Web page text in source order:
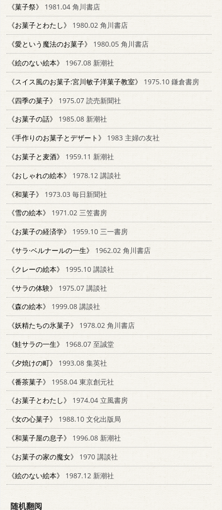
《菓子祭》
1981.04 角川書店
《お菓子とわたし》
1980.02 角川書店
《愛という魔法のお菓子》
1980.05 角川書店
《絵のない絵本》
1967.08 新潮社
《スイス風のお菓子:宮川敏子洋菓子教室》
1975.10 鎌倉書房
《四季の菓子》
1975.07 読売新聞社
《お菓子の話》
1985.08 新潮社
《手作りのお菓子とデザート》
1983 主婦の友社
《お菓子と麦酒》
1959.11 新潮社
《おしゃれの絵本》
1978.12 講談社
《和菓子》
1973.03 毎日新聞社
《雪の絵本》
1971.02 三笠書房
《お菓子の経済学》
1959.10 三一書房
《サラ·ベルナールの一生》
1962.02 角川書店
《クレーの絵本》
1995.10 講談社
《サラの体験》
1975.07 講談社
《森の絵本》
1999.08 講談社
《妖精たちの氷菓子》
1978.02 角川書店
《鮭サラの一生》
1968.07 至誠堂
《夕焼けの町》
1993.08 集英社
《番茶菓子》
1958.04 東京創元社
《お菓子とわたし》
1974.04 立風書房
《女の心菓子》
1988.10 文化出版局
《和菓子屋の息子》
1996.08 新潮社
《お菓子の家の魔女》
1970 講談社
《絵のない絵本》
1987.12 新潮社
随机翻阅